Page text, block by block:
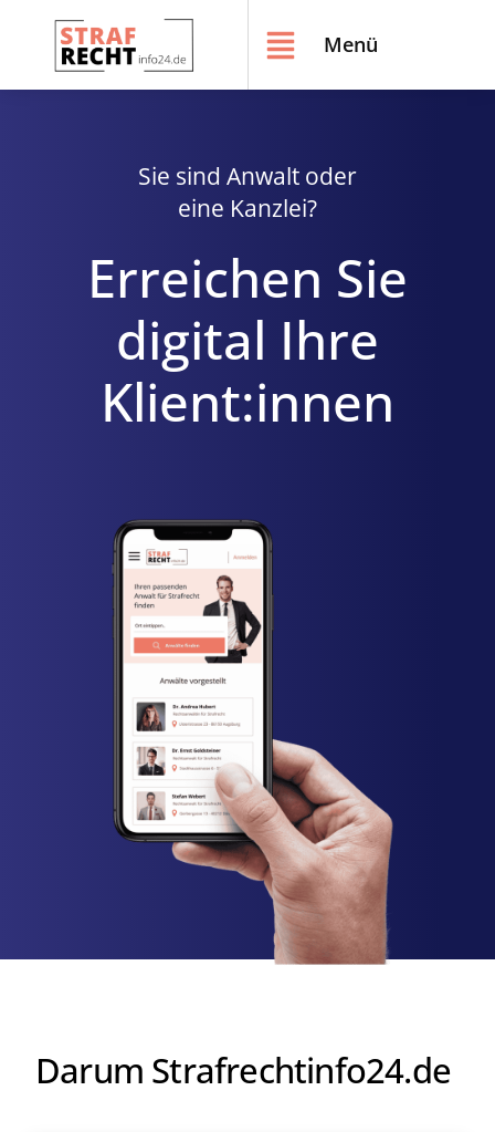
Menü
Sie sind Anwalt oder
eine Kanzlei?
Erreichen Sie
digital Ihre
Klient:innen
Darum Strafrechtinfo24.de